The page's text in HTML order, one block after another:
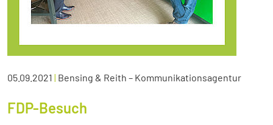
05.09.2021 | Bensing & Reith – Kommunikationsagentur
FDP-Besuch